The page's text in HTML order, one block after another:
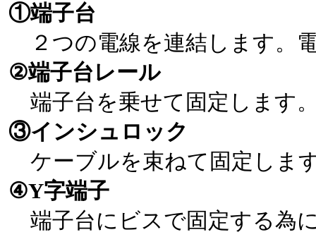
①端子台
２つの電線を連結します。
②端子台レール
端子台を乗せて固定します
③インシュロック
ケーブルを束ねて固定しま
④Y字端子
端子台にビスで固定する為